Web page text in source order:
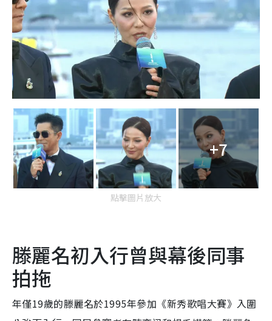
+7
點擊圖片放大
滕麗名初入行曾與幕後同事
拍拖
年僅19歲的滕麗名於1995年參加《新秀歌唱大賽》入圍